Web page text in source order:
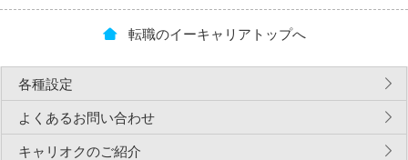
転職のイーキャリアトップへ
各種設定
よくあるお問い合わせ
キャリオクのご紹介